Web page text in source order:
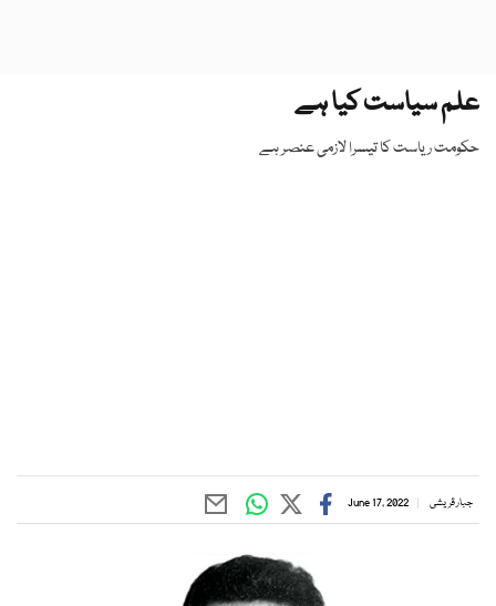
علم سیاست کیا ہے
حکومت ریاست کا تیسرا لازمی عنصر ہے
جبار قریشی June 17, 2022